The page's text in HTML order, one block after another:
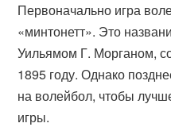
Первоначально игра
«минтонетт». Это
Уильямом Г. Морганом,
1895 году. Однако
на волейбол, чтобы
игры.